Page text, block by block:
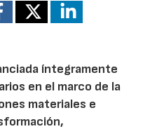
íntegramente
en el marco de la
materiales e